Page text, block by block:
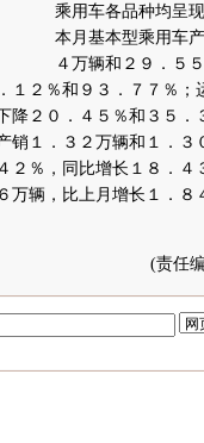
乘用车各品种均呈现
本月基本型乘用车
４万辆和２９．５
１２％和９３．７７％；
降２０．４５％和３５．
销１．３２万辆和１．３
％，同比增长１８．４
辆，比上月增长１．８
(责任